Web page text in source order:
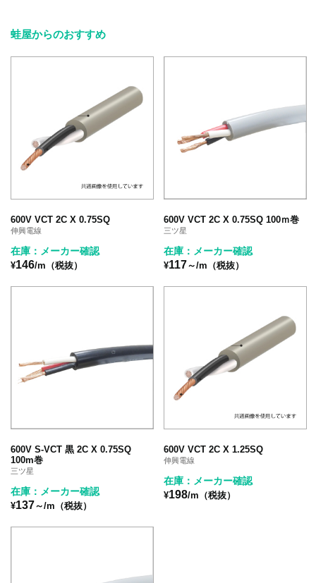
蛙屋からのおすすめ
600V VCT 2C X 0.75SQ
伸興電線
在庫：メーカー確認
¥146/m（税抜）
600V VCT 2C X 0.75SQ 100ｍ巻
三ツ星
在庫：メーカー確認
¥117～/m（税抜）
600V S-VCT 黒 2C X 0.75SQ
100m巻
三ツ星
在庫：メーカー確認
¥137～/m（税抜）
600V VCT 2C X 1.25SQ
伸興電線
在庫：メーカー確認
¥198/m（税抜）